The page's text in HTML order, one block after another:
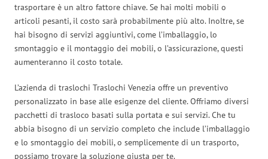
trasportare è un altro fattore chiave. Se hai molti mobili o
articoli pesanti, il costo sarà probabilmente più alto. Inoltre, se
hai bisogno di servizi aggiuntivi, come l’imballaggio, lo
smontaggio e il montaggio dei mobili, o l’assicurazione, questi
aumenteranno il costo totale.
L’azienda di traslochi Traslochi Venezia offre un preventivo
personalizzato in base alle esigenze del cliente. Offriamo diversi
pacchetti di trasloco basati sulla portata e sui servizi. Che tu
abbia bisogno di un servizio completo che include l’imballaggio
e lo smontaggio dei mobili, o semplicemente di un trasporto,
possiamo trovare la soluzione giusta per te.